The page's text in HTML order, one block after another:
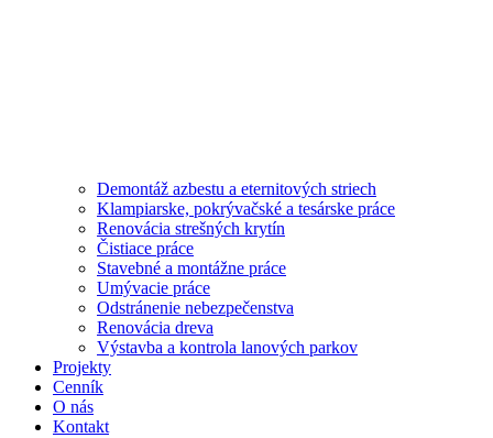
Demontáž azbestu a eternitových striech
Klampiarske, pokrývačské a tesárske práce
Renovácia strešných krytín
Čistiace práce
Stavebné a montážne práce
Umývacie práce
Odstránenie nebezpečenstva
Renovácia dreva
Výstavba a kontrola lanových parkov
Projekty
Cenník
O nás
Kontakt